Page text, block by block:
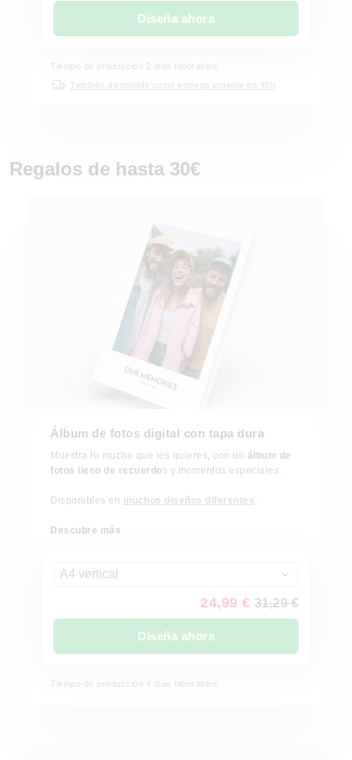
Diseña ahora
Tiempo de producción 2 días laborables
También disponible como entrega urgente en 48h
Regalos de hasta 30€
Álbum de fotos digital con tapa dura
Muestra lo mucho que les quieres, con un álbum de
fotos lleno de recuerdos y momentos especiales.
Disponibles en muchos diseños diferentes.
Descubre más
A4 vertical
24,99 € 31,29 €
Diseña ahora
Tiempo de producción 4 días laborables